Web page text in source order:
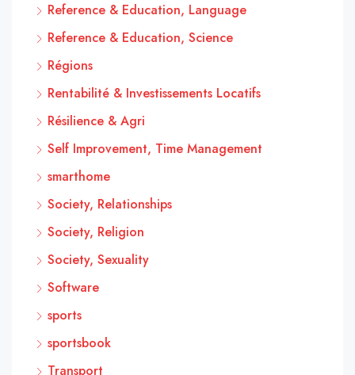
Reference & Education, Language
Reference & Education, Science
Régions
Rentabilité & Investissements Locatifs
Résilience & Agri
Self Improvement, Time Management
smarthome
Society, Relationships
Society, Religion
Society, Sexuality
Software
sports
sportsbook
Transport